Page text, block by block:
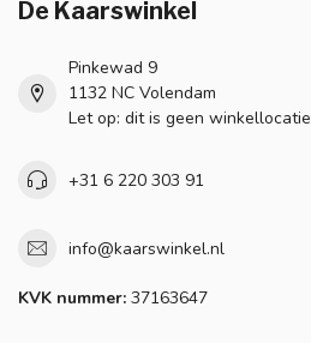
De Kaarswinkel
Pinkewad 9
1132 NC Volendam
Let op: dit is geen winkellocatie
+31 6 220 303 91
info@kaarswinkel.nl
KVK nummer: 37163647